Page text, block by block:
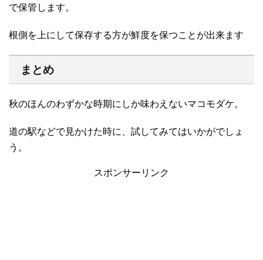
で保管します。
根側を上にして保存する方が鮮度を保つことが出来ます
まとめ
秋のほんのわずかな時期にしか味わえないマコモダケ。
道の駅などで見かけた時に、試してみてはいかがでしょ
う。
スポンサーリンク